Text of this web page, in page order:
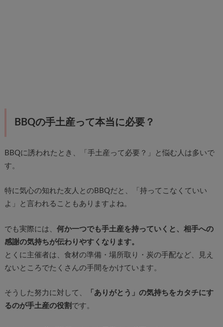
BBQの手土産って本当に必要？
BBQに誘われたとき、「手土産って必要？」と悩む人は多いで
す。
特に気心の知れた友人とのBBQだと、「持ってこなくていい
よ」と言われることもありますよね。
でも実際には、 何か一つでも手土産を持っていくと、相手への
感謝の気持ちが伝わりやすくなります。
とくに主催者は、食材の準備・場所取り・炭の手配など、見え
ないところでたくさんの手間をかけています。
そうした努力に対して、
「ありがとう」の気持ちをカタチにす
るのが手土産の役割 です。